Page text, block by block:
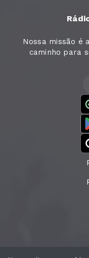
Nossa missão é
caminho para